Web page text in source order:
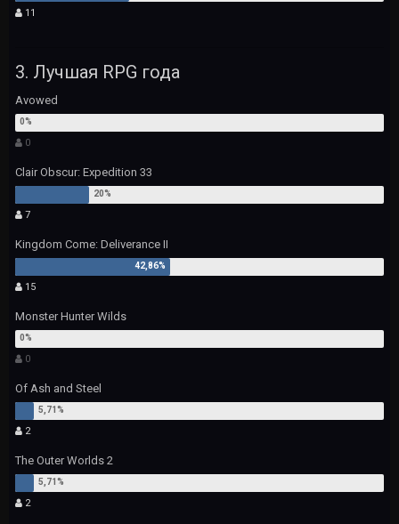
11
3. Лучшая RPG года
Avowed
0
Clair Obscur: Expedition 33
7
Kingdom Come: Deliverance II
15
Monster Hunter Wilds
0
Of Ash and Steel
2
The Outer Worlds 2
2